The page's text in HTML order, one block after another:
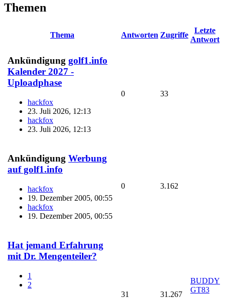
Themen
Thema Antworten Zugriffe
Letzte
Antwort
Ankündigung golf1.info
Kalender 2027 -
Uploadphase
hackfox
23. Juli 2026, 12:13
hackfox
23. Juli 2026, 12:13
0 33
Ankündigung Werbung
auf golf1.info
hackfox
19. Dezember 2005, 00:55
hackfox
19. Dezember 2005, 00:55
0 3.162
Hat jemand Erfahrung
mit Dr. Mengenteiler?
1
2
31 31.267
BUDDY
GT83